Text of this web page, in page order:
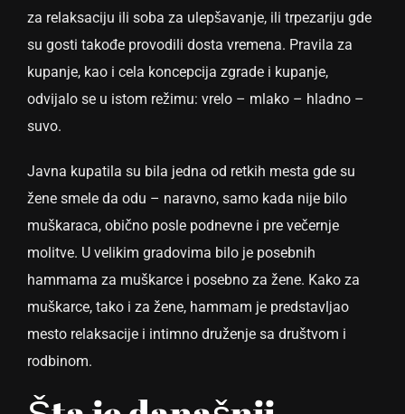
za relaksaciju ili soba za ulepšavanje, ili trpezariju gde
su gosti takođe provodili dosta vremena. Pravila za
kupanje, kao i cela koncepcija zgrade i kupanje,
odvijalo se u istom režimu: vrelo – mlako – hladno –
suvo.
Javna kupatila su bila jedna od retkih mesta gde su
žene smele da odu – naravno, samo kada nije bilo
muškaraca, obično posle podnevne i pre večernje
molitve. U velikim gradovima bilo je posebnih
hammama za muškarce i posebno za žene. Kako za
muškarce, tako i za žene, hammam je predstavljao
mesto relaksacije i intimno druženje sa društvom i
rodbinom.